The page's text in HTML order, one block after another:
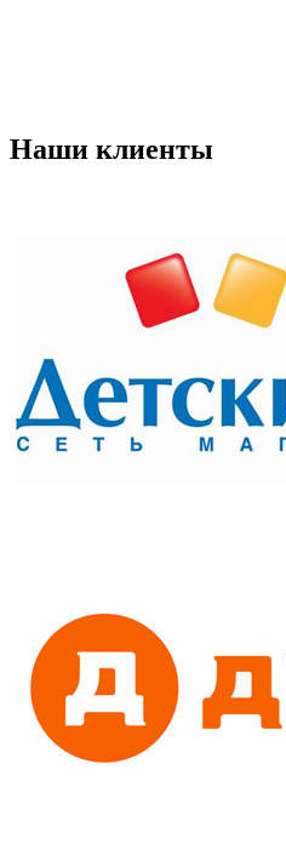
Наши клиенты